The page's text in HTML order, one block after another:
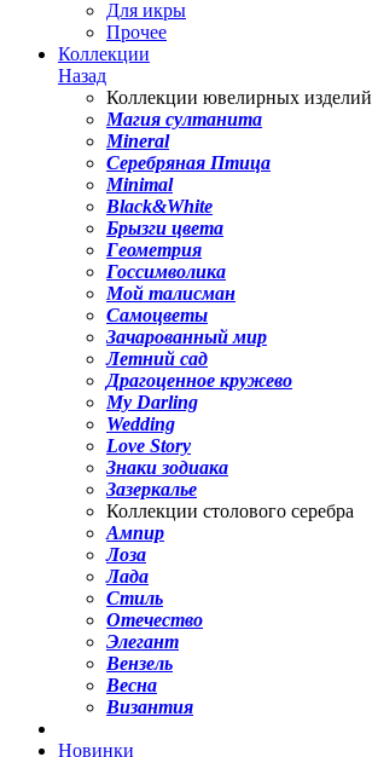
Для икры
Прочее
Коллекции
Назад
Коллекции ювелирных изделий
Магия султанита
Mineral
Серебряная Птица
Minimal
Black&White
Брызги цвета
Геометрия
Госсимволика
Мой талисман
Самоцветы
Зачарованный мир
Летний сад
Драгоценное кружево
My Darling
Wedding
Love Story
Знаки зодиака
Зазеркалье
Коллекции столового серебра
Ампир
Лоза
Лада
Стиль
Отечество
Элегант
Вензель
Весна
Византия
Новинки